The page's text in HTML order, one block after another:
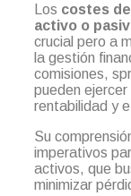
Los costes
activo o
crucial pero a
la gestión
comisiones,
pueden
rentabilidad y
Su
imperativos
activos, que
minimizar